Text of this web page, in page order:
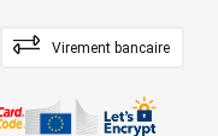
Virement bancaire